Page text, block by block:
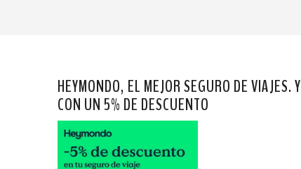
HEYMONDO, EL MEJOR SEGURO DE VIAJES. Y
CON UN 5% DE DESCUENTO